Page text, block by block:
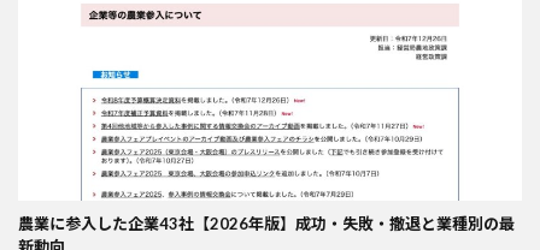
農業に参入した企業43社【2026年版】成功・失敗・撤退と業種別の最